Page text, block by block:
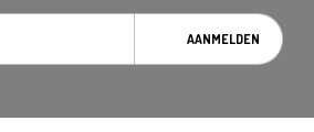
AANMELDEN